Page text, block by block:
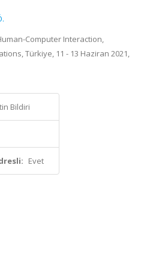
Computer Interaction,
Türkiye, 11 - 13 Haziran 2021,
Bildiri
Evet